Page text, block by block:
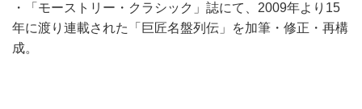
・「モーストリー・クラシック」誌にて、2009年より15
年に渡り連載された「巨匠名盤列伝」を加筆・修正・再構
成。